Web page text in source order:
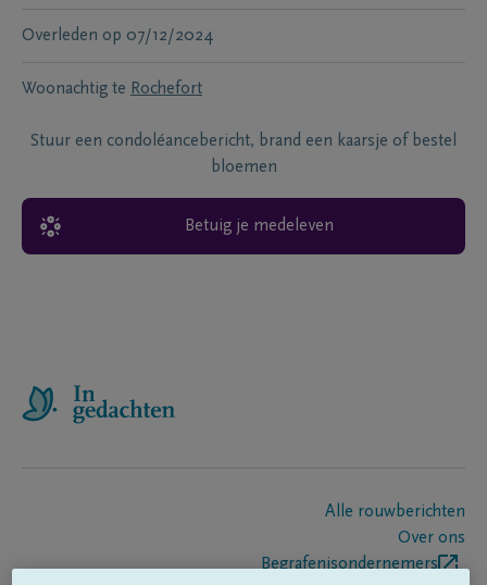
Overleden op 07/12/2024
Woonachtig te Rochefort
Stuur een condoléancebericht, brand een kaarsje of bestel
bloemen
Betuig je medeleven
Alle rouwberichten
Over ons
Begrafenisondernemers